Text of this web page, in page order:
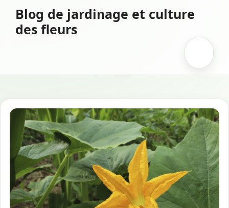
contenu
Blog de jardinage et culture
des fleurs